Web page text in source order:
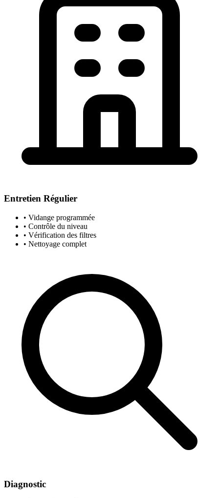
Entretien Régulier
• Vidange programmée
• Contrôle du niveau
• Vérification des filtres
• Nettoyage complet
Diagnostic